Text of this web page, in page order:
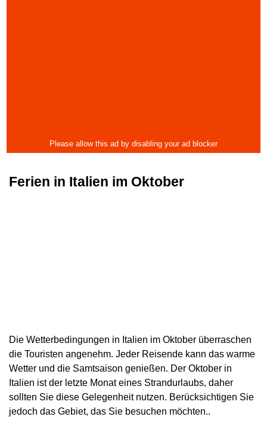
Ferien in Italien im Oktober
Die Wetterbedingungen in Italien im Oktober überraschen
die Touristen angenehm. Jeder Reisende kann das warme
Wetter und die Samtsaison genießen. Der Oktober in
Italien ist der letzte Monat eines Strandurlaubs, daher
sollten Sie diese Gelegenheit nutzen. Berücksichtigen Sie
jedoch das Gebiet, das Sie besuchen möchten..